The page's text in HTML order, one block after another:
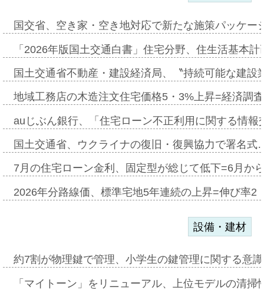
国交省、空き家・空き地対応で新たな施策パッケ
「2026年版国土交通白書」住宅分野、住生活基本
国土交通省不動産・建設経済局、〝持続可能な建
地域工務店の木造注文住宅価格5・3%上昇=経済調
auじぶん銀行、「住宅ローン不正利用に関する情
国土交通省、ウクライナの復旧・復興協力で署名
7月の住宅ローン金利、固定型が総じて低下=6月か
2026年分路線価、標準宅地5年連続の上昇=伸び率
設備・建材
約7割が物理鍵で管理、小学生の鍵管理に関する意
「マイトーン」をリニューアル、上位モデルの清